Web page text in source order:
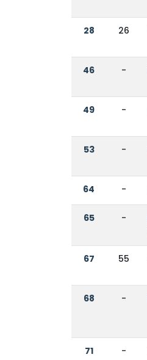
28 26
46 -
49 -
53 -
64 -
65 -
67 55
68 -
71 -